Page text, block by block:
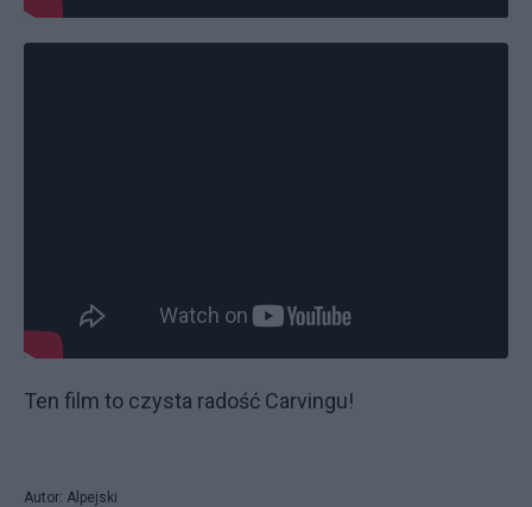
Ten film to czysta radość Carvingu!
Autor: Alpejski